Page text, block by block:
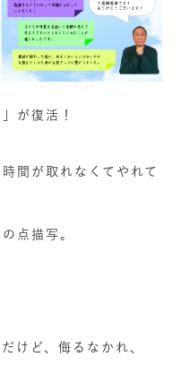
が復活！
間が取れなくてやれて
点描写。
けど、侮るなかれ、